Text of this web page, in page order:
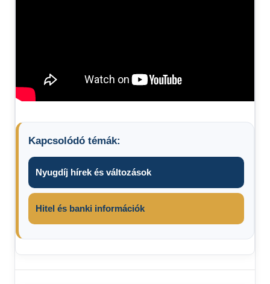
Kapcsolódó témák:
Nyugdíj hírek és változások
Hitel és banki információk